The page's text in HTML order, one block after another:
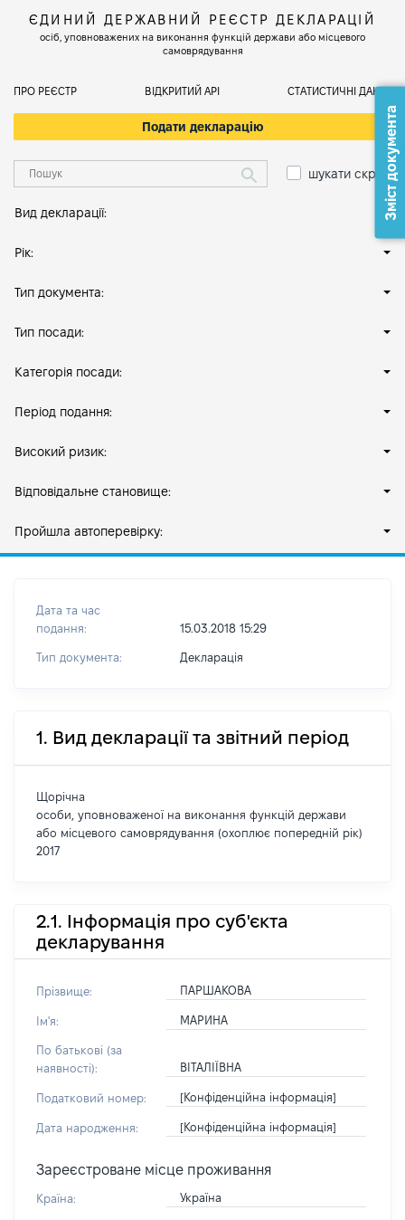
ЄДИНИЙ ДЕРЖАВНИЙ РЕЄСТР ДЕКЛАРАЦІЙ
осіб, уповноважених на виконання функцій держави або місцевого
самоврядування
ПРО РЕЄСТР ВІДКРИТИЙ АРІ СТАТИСТИЧНІ ДАНІ
Подати декларацію
шукати скрізь
Вид декларації:
Рік:
Тип документа:
Тип посади:
Категорія посади:
Період подання:
Високий ризик:
Відповідальне становище:
Пройшла автоперевірку:
Дата та час
подання:
15.03.2018 15:29
Тип документа: Декларація
1. Вид декларації та звітний період
Щорічна
особи, уповноваженої на виконання функцій держави
або місцевого самоврядування (охоплює попередній рік)
2017
2.1. Інформація про суб'єкта
декларування
Прізвище: ПАРШАКОВА
Ім'я: МАРИНА
По батькові (за
наявності):
ВІТАЛІЇВНА
Податковий номер: [Конфіденційна інформація]
Дата народження: [Конфіденційна інформація]
Зареєстроване місце проживання
Країна: Україна
Зміст документа